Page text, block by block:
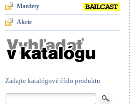
Manžety
Akcie
Zadajte katalógové číslo produktu